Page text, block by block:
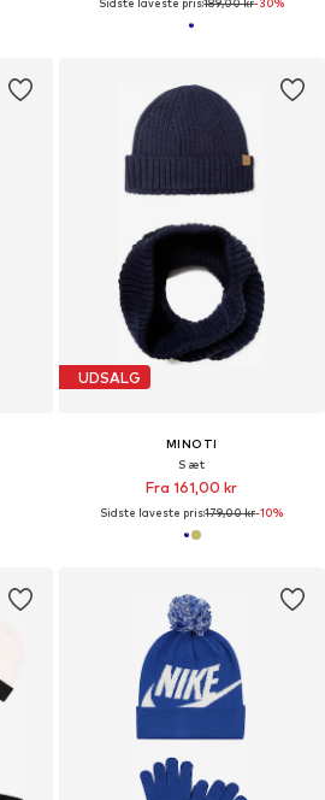
Sidste laveste pris:189,00 kr-30%
UDSALG
MINOTI
Sæt
Fra 161,00 kr
Sidste laveste pris:179,00 kr-10%